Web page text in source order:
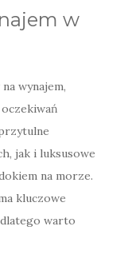
w
wynajem,
jak i luksusowe
na morze.
kluczowe
warto